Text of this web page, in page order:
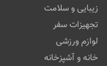
زیبایی و سلامت
تجهیزات سفر
لوازم ورزشی
خانه و آشپزخانه